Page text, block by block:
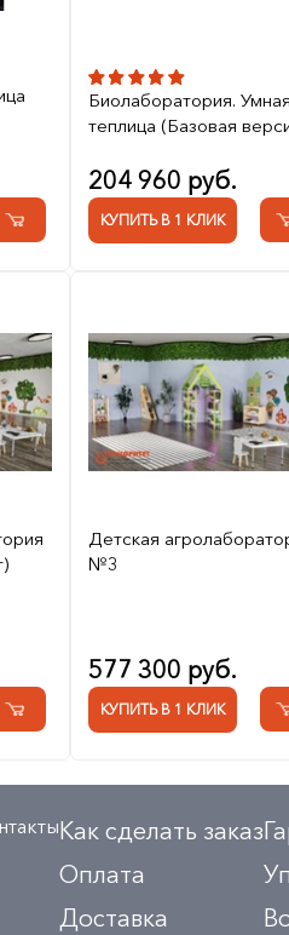
Биолаборатория. Умная
теплица (Базовая
204 960 руб.
КУПИТЬ В 1 КЛИК
Детская
№3
577 300 руб.
КУПИТЬ В 1 КЛИК
Как сделать заказ
Оплата
Доставка